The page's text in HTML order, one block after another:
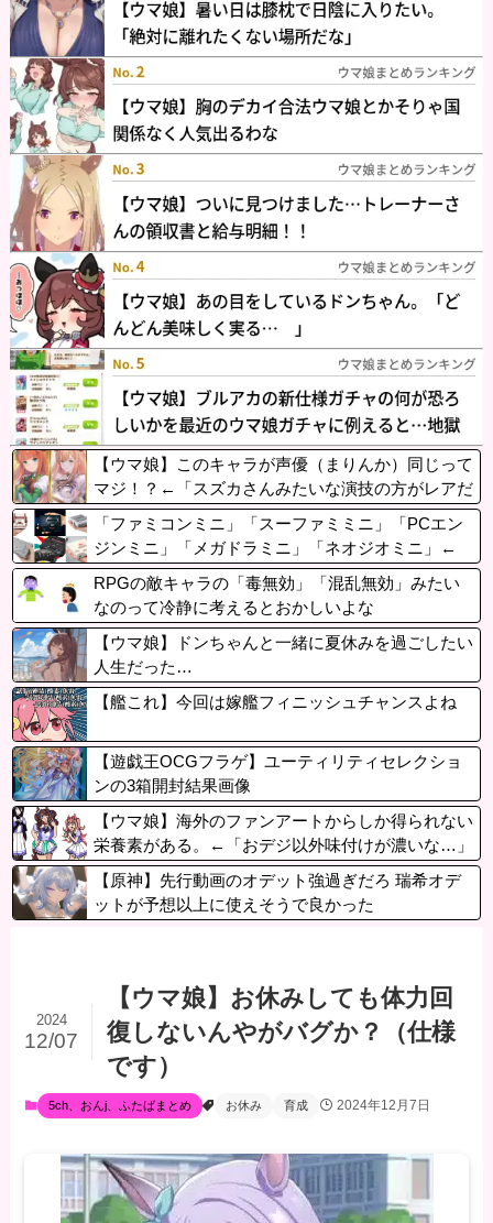
【ウマ娘】このキャラが声優（まりんか）同じって
マジ！？←「スズカさんみたいな演技の方がレアだ
と聞いて驚いたよ」
「ファミコンミニ」「スーファミミニ」「PCエン
ジンミニ」「メガドラミニ」「ネオジオミニ」←
こいつら
RPGの敵キャラの「毒無効」「混乱無効」みたい
なのって冷静に考えるとおかしいよな
【ウマ娘】ドンちゃんと一緒に夏休みを過ごしたい
人生だった…
【艦これ】今回は嫁艦フィニッシュチャンスよね
【遊戯王OCGフラゲ】ユーティリティセレクショ
ンの3箱開封結果画像
【ウマ娘】海外のファンアートからしか得られない
栄養素がある。←「おデジ以外味付けが濃いな…」
【原神】先行動画のオデット強過ぎだろ 瑞希オデ
ットが予想以上に使えそうで良かった
【ウマ娘】お休みしても体力回
復しないんやがバグか？（仕様
です）
2024
12/07
5ch、おんj、ふたばまとめ お休み 育成 2024年12月7日